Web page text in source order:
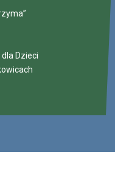
Dzieci